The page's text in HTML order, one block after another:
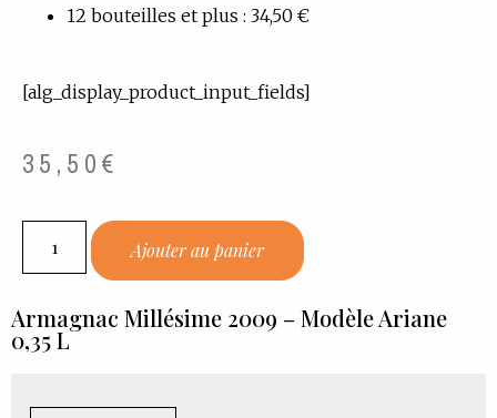
12 bouteilles et plus : 34,50 €
[alg_display_product_input_fields]
35,50€
Ajouter au panier
Armagnac Millésime 2009 – Modèle Ariane
0,35 L